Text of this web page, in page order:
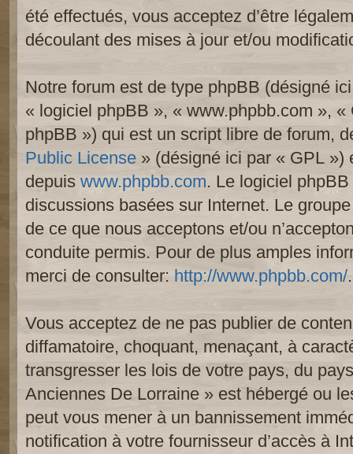
été effectués, vous acceptez d’être
découlant des mises à jour et/ou
Notre forum est de type phpBB (désigné
« logiciel phpBB », « www.phpbb.com »,
phpBB ») qui est un script libre de forum,
Public License » (désigné ici par « GPL »)
depuis www.phpbb.com. Le logiciel
discussions basées sur Internet. Le
de ce que nous acceptons et/ou
conduite permis. Pour de plus amples
merci de consulter: http://www.phpbb.com/.
Vous acceptez de ne pas publier de
diffamatoire, choquant, menaçant, à
transgresser les lois de votre pays, du
Anciennes De Lorraine » est hébergé ou
peut vous mener à un bannissement
notification à votre fournisseur d’accès à